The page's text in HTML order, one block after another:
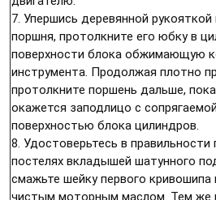
7. Упершись деревянной
поршня, протолкните его юбку в
поверхности блока обжимающую
инструмента. Продолжая плотно
протолкните поршень дальше,
окажется заподлицо с
поверхностью блока цилиндров.
8. Удостоверьтесь в правильности
постелях вкладышей шатунного
смажьте шейку первого кривошипа
чистым моторным маслом. Тем же